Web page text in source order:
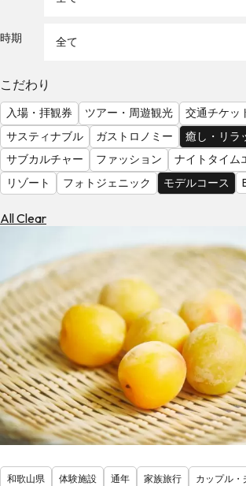
る
気
を
見
る
時期 全て
こだわり
入場・拝観券 ツアー・周遊観光
交通チケッ
サスティナブル
ガストロノミー
癒し・リラ
サブカルチャー
ファッション
ナイトタイム
リゾート
フォトジェニック モデルコース
All Clear
和歌山県 体験施設 通年 家族旅行
カップル・